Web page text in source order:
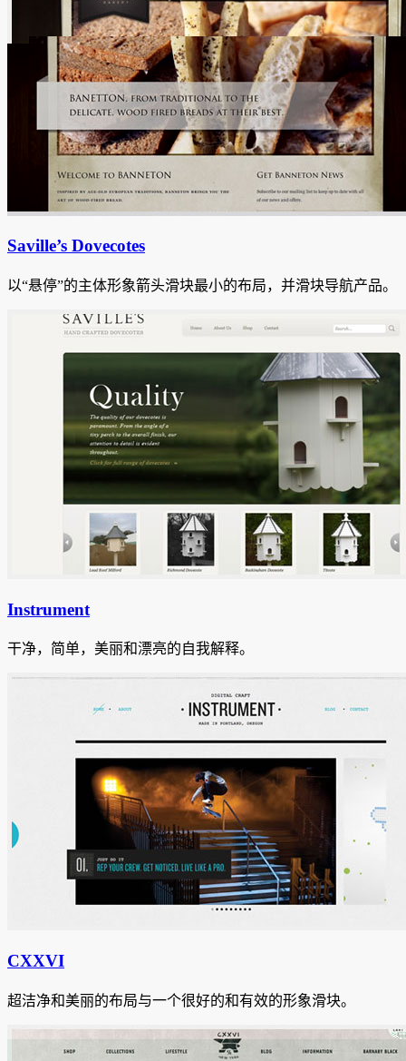
Saville’s Dovecotes
以“悬停”的主体形象箭头滑块最小的布局，并滑块导航产品。
Instrument
干净，简单，美丽和漂亮的自我解释。
CXXVI
超洁净和美丽的布局与一个很好的和有效的形象滑块。